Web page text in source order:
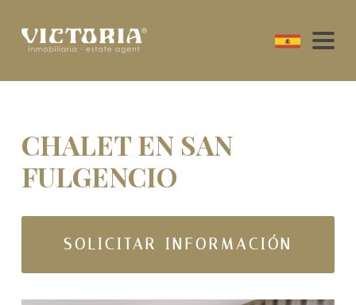
CHALET EN SAN
FULGENCIO
SOLICITAR INFORMACIÓN